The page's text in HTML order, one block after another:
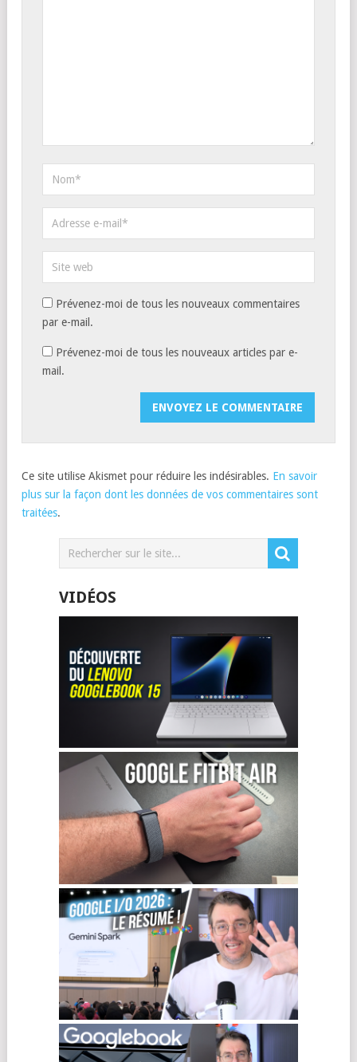
Prévenez-moi de tous les nouveaux commentaires
par e-mail.
Prévenez-moi de tous les nouveaux articles par e-
mail.
Ce site utilise Akismet pour réduire les indésirables. En savoir
plus sur la façon dont les données de vos commentaires sont
traitées.
VIDÉOS